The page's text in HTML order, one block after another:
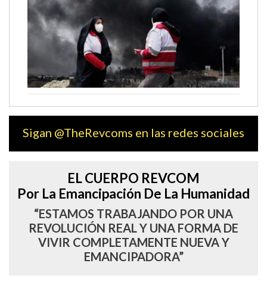
Sigan @TheRevcoms en las redes sociales
EL CUERPO REVCOM
Por La Emancipación De La Humanidad
“ESTAMOS TRABAJANDO POR UNA
REVOLUCIÓN REAL Y UNA FORMA DE
VIVIR COMPLETAMENTE NUEVA Y
EMANCIPADORA”